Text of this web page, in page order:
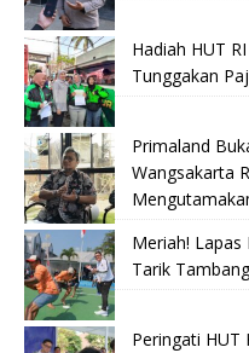
Hadiah HUT
Tunggakan
Primaland
Wangsakarta
Meriah! Lapas
Tarik
Peringati HUT